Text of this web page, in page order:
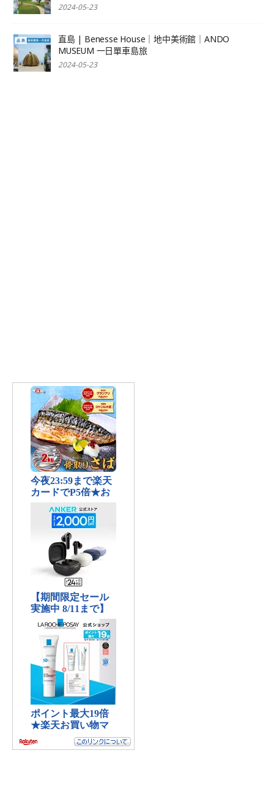
2024-05-23
直島 | Benesse House｜地中美術館｜ANDO
MUSEUM 一日單車島旅
2024-05-23